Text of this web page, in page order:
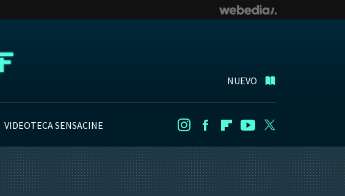
NUEVO
VIDEOTECA SENSACINE InstagramFacebookFlipboard
Youtube